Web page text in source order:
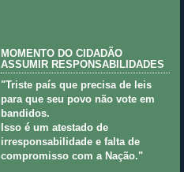
MOMENTO DO CIDADÃO
ASSUMIR RESPONSABILIDADES
"Triste país que precisa de leis
para que seu povo não vote em
bandidos.
Isso é um atestado de
irresponsabilidade e falta de
compromisso com a Nação."